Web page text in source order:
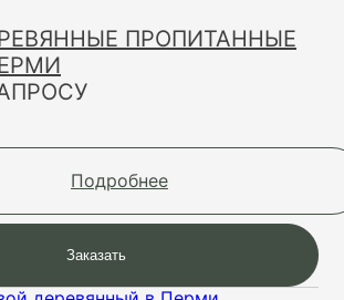
ПРОПИТАННЫЕ
Подробнее
Заказать